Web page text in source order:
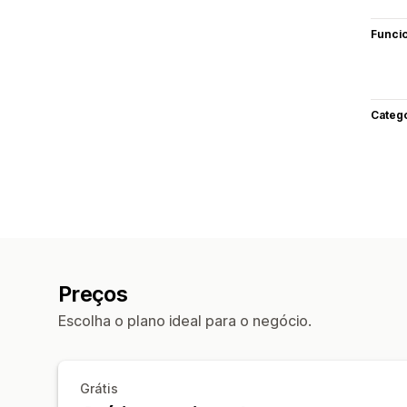
Preços
Escolha o plano ideal para o negócio.
Grátis